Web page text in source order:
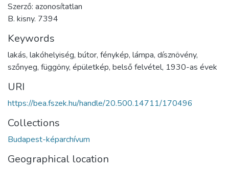
Szerző: azonosítatlan
B. kisny. 7394
Keywords
lakás, lakóhelyiség, bútor, fénykép, lámpa, dísznövény,
szőnyeg, függöny, épületkép, belső felvétel, 1930-as évek
URI
https://bea.fszek.hu/handle/20.500.14711/170496
Collections
Budapest-képarchívum
Geographical location